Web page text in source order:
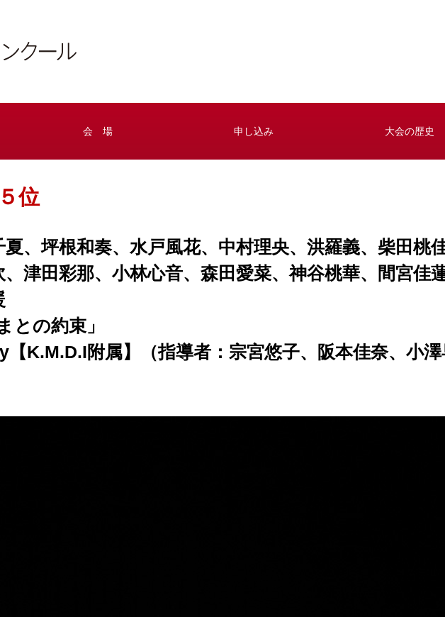
会 場 申し込み 大会の歴史
位
、坪根和奏、水戸風花、中村理央、洪羅義、柴田桃
津田彩那、小林心音、森田愛菜、神谷桃華、間宮佳
との約束」
K.M.D.I附属】（指導者：宗宮悠子、阪本佳奈、小澤